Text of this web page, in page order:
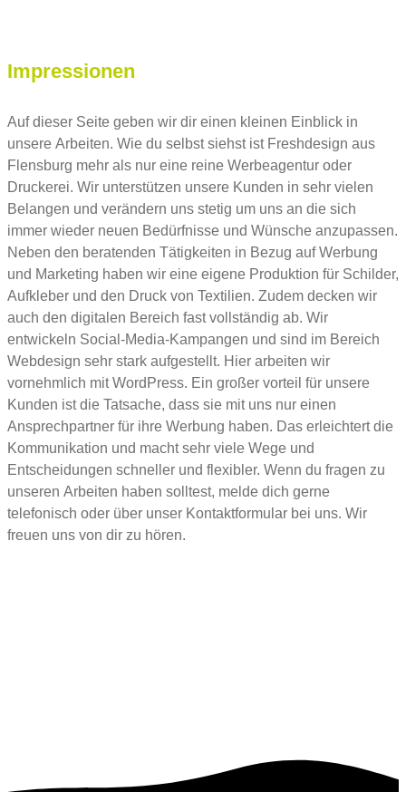
Impressionen
Auf dieser Seite geben wir dir einen kleinen Einblick in
unsere Arbeiten. Wie du selbst siehst ist Freshdesign aus
Flensburg mehr als nur eine reine Werbeagentur oder
Druckerei. Wir unterstützen unsere Kunden in sehr vielen
Belangen und verändern uns stetig um uns an die sich
immer wieder neuen Bedürfnisse und Wünsche anzupassen.
Neben den beratenden Tätigkeiten in Bezug auf Werbung
und Marketing haben wir eine eigene Produktion für Schilder,
Aufkleber und den Druck von Textilien. Zudem decken wir
auch den digitalen Bereich fast vollständig ab. Wir
entwickeln Social-Media-Kampangen und sind im Bereich
Webdesign sehr stark aufgestellt. Hier arbeiten wir
vornehmlich mit WordPress. Ein großer vorteil für unsere
Kunden ist die Tatsache, dass sie mit uns nur einen
Ansprechpartner für ihre Werbung haben. Das erleichtert die
Kommunikation und macht sehr viele Wege und
Entscheidungen schneller und flexibler. Wenn du fragen zu
unseren Arbeiten haben solltest, melde dich gerne
telefonisch oder über unser Kontaktformular bei uns. Wir
freuen uns von dir zu hören.